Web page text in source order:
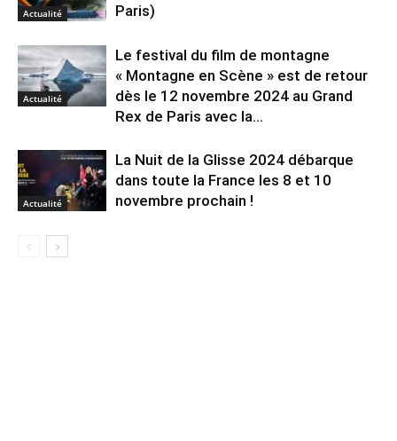
Actualité
Paris)
Actualité
Le festival du film de montagne
« Montagne en Scène » est de retour
dès le 12 novembre 2024 au Grand
Rex de Paris avec la...
Actualité
La Nuit de la Glisse 2024 débarque
dans toute la France les 8 et 10
novembre prochain !